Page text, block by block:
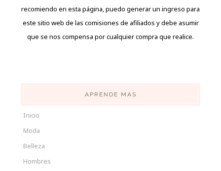
recomiendo en esta página, puedo generar un ingreso para
este sitio web de las comisiones de afiliados y debe asumir
que se nos compensa por cualquier compra que realice.
APRENDE MAS
Inicio
Moda
Belleza
Hombres